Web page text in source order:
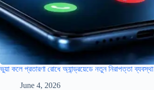
ভুয়া কলে প্রতারণা রোধে অ্যান্ড্রয়েডে নতুন নিরাপত্তা ব্যবস্থা
June 4, 2026